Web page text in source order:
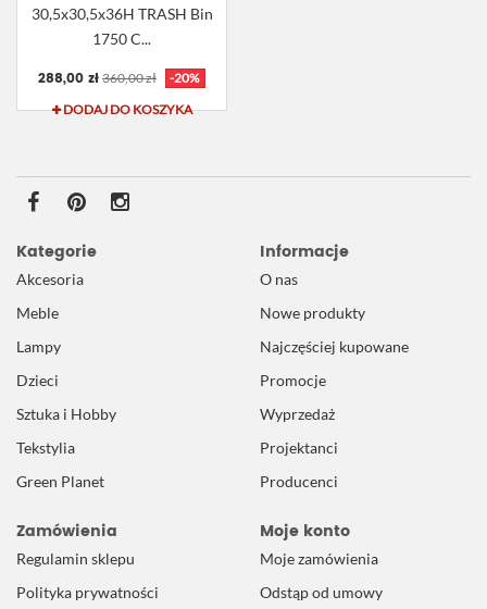
30,5x30,5x36H TRASH Bin
1750 C...
288,00 zł 360,00 zł
-20%
DODAJ DO KOSZYKA
Kategorie
Akcesoria
Meble
Lampy
Dzieci
Sztuka i Hobby
Tekstylia
Green Planet
Informacje
O nas
Nowe produkty
Najczęściej kupowane
Promocje
Wyprzedaż
Projektanci
Producenci
Zamówienia
Regulamin sklepu
Polityka prywatności
Moje konto
Moje zamówienia
Odstąp od umowy